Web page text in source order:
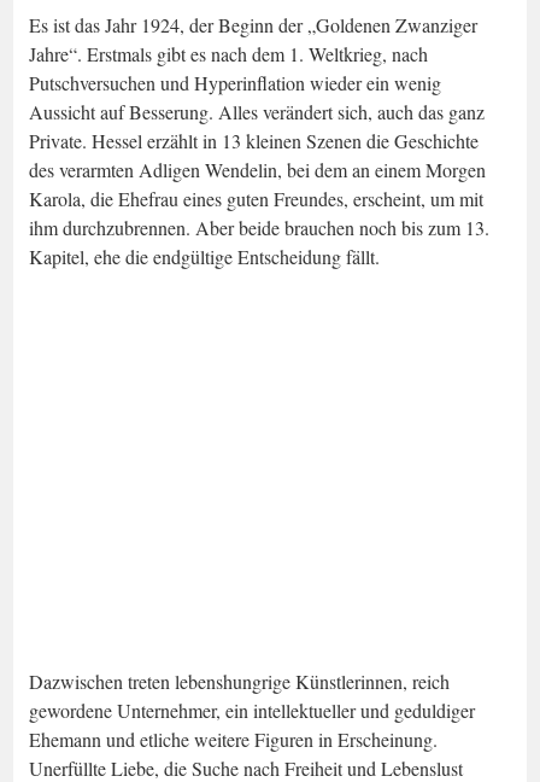
Es ist das Jahr 1924, der Beginn der „Goldenen Zwanziger
Jahre“. Erstmals gibt es nach dem 1. Weltkrieg, nach
Putschversuchen und Hyperinflation wieder ein wenig
Aussicht auf Besserung. Alles verändert sich, auch das ganz
Private. Hessel erzählt in 13 kleinen Szenen die Geschichte
des verarmten Adligen Wendelin, bei dem an einem Morgen
Karola, die Ehefrau eines guten Freundes, erscheint, um mit
ihm durchzubrennen. Aber beide brauchen noch bis zum 13.
Kapitel, ehe die endgültige Entscheidung fällt.
Dazwischen treten lebenshungrige Künstlerinnen, reich
gewordene Unternehmer, ein intellektueller und geduldiger
Ehemann und etliche weitere Figuren in Erscheinung.
Unerfüllte Liebe, die Suche nach Freiheit und Lebenslust